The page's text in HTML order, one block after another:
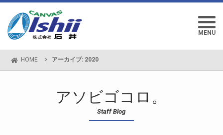
MENU
HOME > アーカイブ: 2020
アソビゴコロ。
Staff Blog